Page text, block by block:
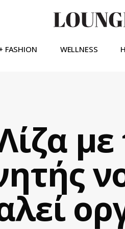
FASHION WELLNESS
με